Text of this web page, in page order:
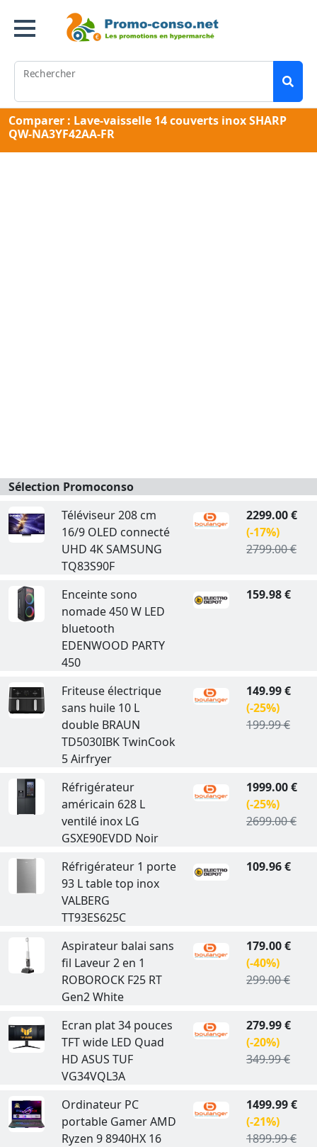
Rechercher
Comparer : Lave-vaisselle 14 couverts inox SHARP
QW-NA3YF42AA-FR
Sélection Promoconso
Téléviseur 208 cm
16/9 OLED connecté
UHD 4K SAMSUNG
TQ83S90F
2299.00 €
(-17%)
2799.00 €
Enceinte sono
nomade 450 W LED
bluetooth
EDENWOOD PARTY
450
159.98 €
Friteuse électrique
sans huile 10 L
double BRAUN
TD5030IBK TwinCook
5 Airfryer
149.99 €
(-25%)
199.99 €
Réfrigérateur
américain 628 L
ventilé inox LG
GSXE90EVDD Noir
1999.00 €
(-25%)
2699.00 €
Réfrigérateur 1 porte
93 L table top inox
VALBERG
TT93ES625C
109.96 €
Aspirateur balai sans
fil Laveur 2 en 1
ROBOROCK F25 RT
Gen2 White
179.00 €
(-40%)
299.00 €
Ecran plat 34 pouces
TFT wide LED Quad
HD ASUS TUF
VG34VQL3A
279.99 €
(-20%)
349.99 €
Ordinateur PC
portable Gamer AMD
Ryzen 9 8940HX 16
1499.99 €
(-21%)
1899.99 €